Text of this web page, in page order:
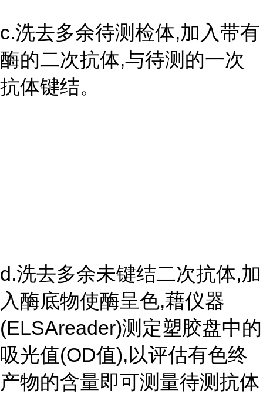
c.洗去多余待测检体,加入带有
酶的二次抗体,与待测的一次
抗体键结。
d.洗去多余未键结二次抗体,加
入酶底物使酶呈色,藉仪器
(ELSAreader)测定塑胶盘中的
吸光值(OD值),以评估有色终
产物的含量即可测量待测抗体